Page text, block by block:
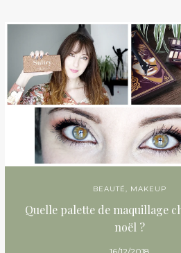
BEAUTÉ, MAKEUP
Quelle palette de maquillage
noël ?